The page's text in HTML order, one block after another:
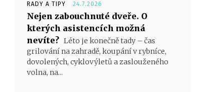
RADY A TIPY 24.7.2026
Nejen zabouchnuté dveře. O
kterých asistencích možná
nevíte? Léto je konečně tady – čas
grilování na zahradě, koupání v rybníce,
dovolených, cyklovýletů a zaslouženého
volna, na...